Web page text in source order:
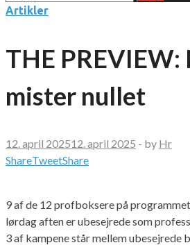
efter:
Artikler
THE PREVIEW:
mister nullet
12. april 202512. april 2025 - by Hr
ShareTweetShare
9 af de 12 profboksere på
lørdag aften er ubesejrede som
3 af kampene står mellem ubesejrede